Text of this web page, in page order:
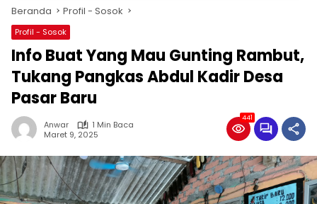
Beranda Profil - Sosok
Profil - Sosok
Info Buat Yang Mau Gunting Rambut,
Tukang Pangkas Abdul Kadir Desa
Pasar Baru
Anwar
1 Min Baca
Maret 9, 2025
441